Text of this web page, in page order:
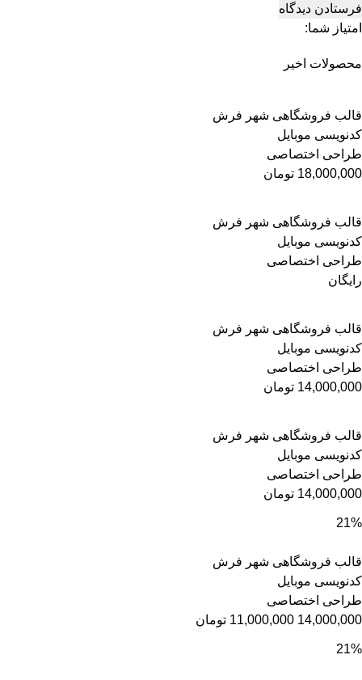
امتیاز شما:
محصولات اخیر
قالب فروشگاهی شهر فرش
کدنویسی موبایل
طراحی اختصاصی
18,000,000 تومان
قالب فروشگاهی شهر فرش
کدنویسی موبایل
طراحی اختصاصی
رایگان
قالب فروشگاهی شهر فرش
کدنویسی موبایل
طراحی اختصاصی
14,000,000 تومان
قالب فروشگاهی شهر فرش
کدنویسی موبایل
طراحی اختصاصی
14,000,000 تومان
21%
قالب فروشگاهی شهر فرش
کدنویسی موبایل
طراحی اختصاصی
14,000,000
11,000,000 تومان
21%